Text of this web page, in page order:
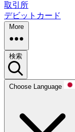
取引所
デビットカード
More
検索
Choose Language